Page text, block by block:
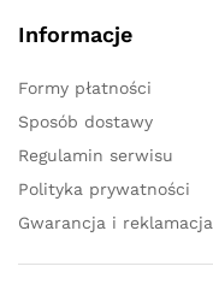
Informacje
Formy płatności
Sposób dostawy
Regulamin serwisu
Polityka prywatności
Gwarancja i reklamacja